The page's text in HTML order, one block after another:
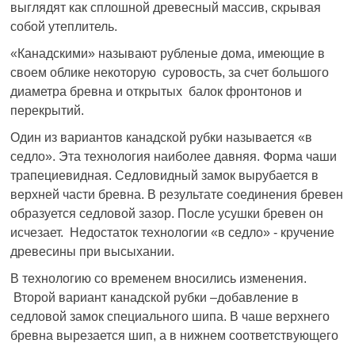
выглядят как сплошной древесный массив, скрывая
собой утеплитель.
«Канадскими» называют рубленые дома, имеющие в
своем облике некоторую суровость, за счет большого
диаметра бревна и открытых балок фронтонов и
перекрытий.
Один из вариантов канадской рубки называется «в
седло». Эта технология наиболее давняя. Форма чаши
трапециевидная. Седловидный замок вырубается в
верхней части бревна. В результате соединения бревен
образуется седловой зазор. После усушки бревен он
исчезает. Недостаток технологии «в седло» - кручение
древесины при высыхании.
В технологию со временем вносились изменения.
Второй вариант канадской рубки –добавление в
седловой замок специального шипа. В чаше верхнего
бревна вырезается шип, а в нижнем соответствующего